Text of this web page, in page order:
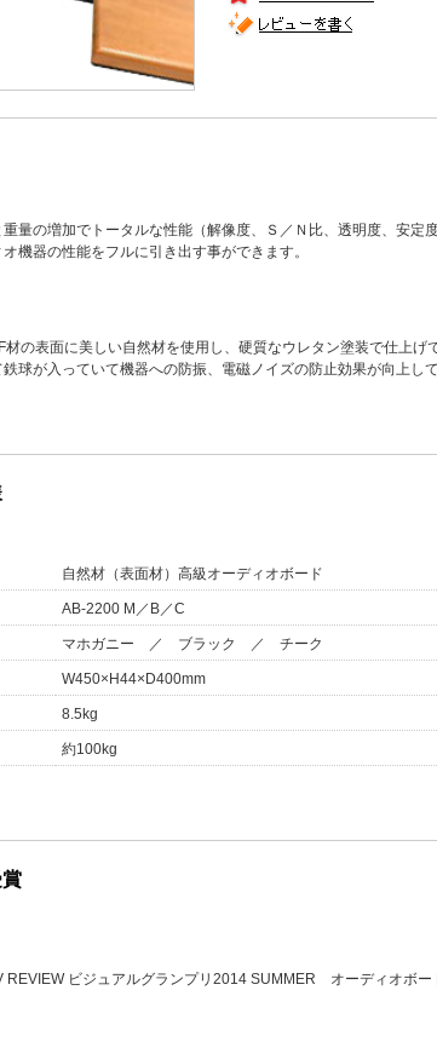
重量の増加でトータルな性能（解像度、Ｓ／Ｎ比、透明度、安定
機器の性能をフルに引き出す事ができます。
材の表面に美しい自然材を使用し、硬質なウレタン塗装で仕上げ
球が入っていて機器への防振、電磁ノイズの防止効果が向上して
自然材（表面材）高級オーディオボード
AB-2200 M／B／C
マホガニー ／ ブラック ／ チーク
W450×H44×D400mm
8.5kg
約100kg
REVIEW ビジュアルグランプリ2014 SUMMER オーディオボー